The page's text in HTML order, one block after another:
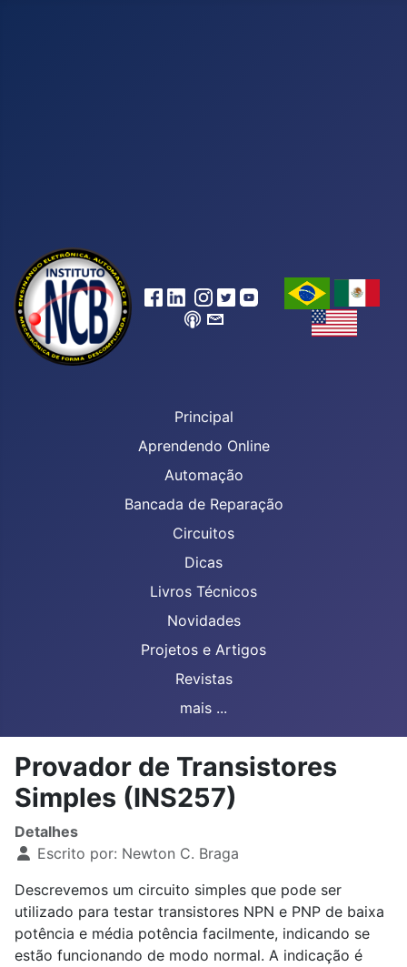
Principal
Aprendendo Online
Automação
Bancada de Reparação
Circuitos
Dicas
Livros Técnicos
Novidades
Projetos e Artigos
Revistas
mais ...
Provador de Transistores
Simples (INS257)
Detalhes
Escrito por: Newton C. Braga
Descrevemos um circuito simples que pode ser
utilizado para testar transistores NPN e PNP de baixa
potência e média potência facilmente, indicando se
estão funcionando de modo normal. A indicação é